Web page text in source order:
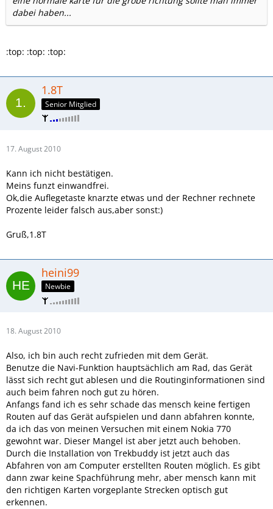
dabei haben...
:top: :top: :top:
1.8T
Senior Mitglied
17. August 2010
Kann ich nicht bestätigen.
Meins funzt einwandfrei.
Ok,die Auflegetaste knarzte etwas und der Rechner rechnete
Prozente leider falsch aus,aber sonst:)
Gruß,1.8T
heini99
Newbie
18. August 2010
Also, ich bin auch recht zufrieden mit dem Gerät.
Benutze die Navi-Funktion hauptsächlich am Rad, das Gerät
lässt sich recht gut ablesen und die Routinginformationen sind
auch beim fahren noch gut zu hören.
Anfangs fand ich es sehr schade das mensch keine fertigen
Routen auf das Gerät aufspielen und dann abfahren konnte,
da ich das von meinen Versuchen mit einem Nokia 770
gewohnt war. Dieser Mangel ist aber jetzt auch behoben.
Durch die Installation von Trekbuddy ist jetzt auch das
Abfahren von am Computer erstellten Routen möglich. Es gibt
dann zwar keine Spachführung mehr, aber mensch kann mit
den richtigen Karten vorgeplante Strecken optisch gut
erkennen.